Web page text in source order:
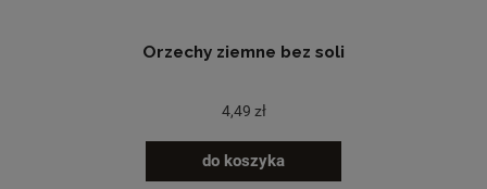
Orzechy ziemne bez soli
4,49 zł
do koszyka